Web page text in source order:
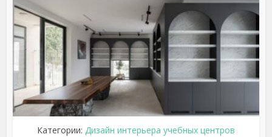
Категории: Дизайн интерьера учебных центров